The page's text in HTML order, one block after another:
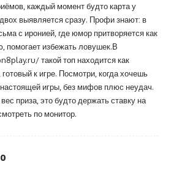
каждый момент будто карта у
выявляется сразу. Профи знают: в
с иронией, где юмор притворяется как
помогает избежать ловушек.В
такой топ находится как
готовый к игре. Посмотри, когда хочешь
игры, без мифов плюс неудач.
приза, это будто держать ставку на
по монитор.